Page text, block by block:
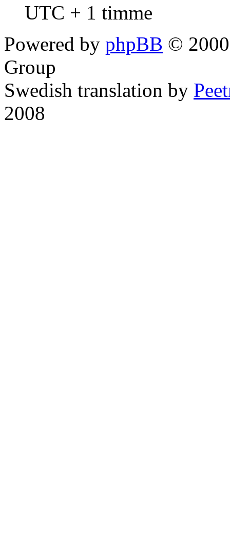
UTC + 1 timme
Powered by phpBB ©
Group
Swedish translation by
2008